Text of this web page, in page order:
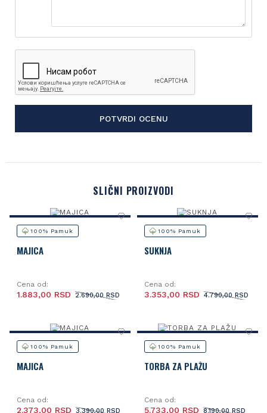
POTVRDI OCENU
SLIČNI PROIZVODI
100% Pamuk
MAJICA
Cena od:
2.690,00 RSD
1.883,00 RSD
100% Pamuk
SUKNJA
Cena od:
4.790,00 RSD
3.353,00 RSD
100% Pamuk
MAJICA
Cena od:
3.390,00 RSD
2.373,00 RSD
100% Pamuk
TORBA ZA PLAŽU
Cena od:
8.190,00 RSD
5.733,00 RSD